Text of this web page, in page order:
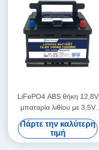
LiFePO4 ABS θήκη 12,8V
μπαταρία λιθίου με 3,5V
κυψέλες εξισορρόπησης
τάσης
Πάρτε την καλύτερη
τιμή